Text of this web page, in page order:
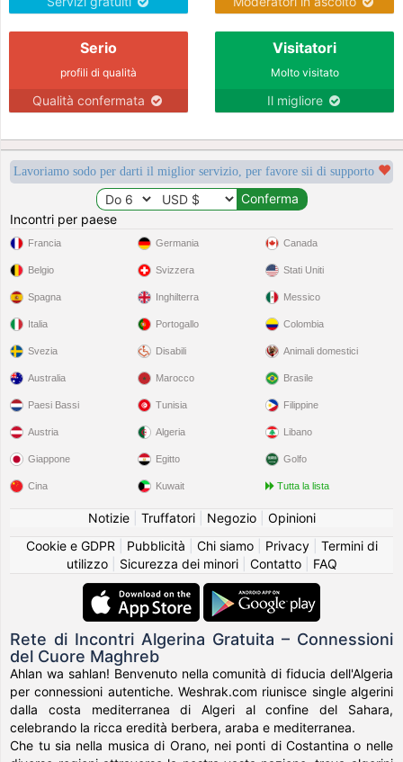
Serio
profili di qualità
Qualità confermata
Visitatori
Molto visitato
Il migliore
Lavoriamo sodo per darti il miglior servizio, per favore sii di supporto
Incontri per paese
Francia
Belgio
Spagna
Italia
Svezia
Germania
Svizzera
Inghilterra
Portogallo
Disabili
Canada
Stati Uniti
Messico
Colombia
Animali domestici
Australia
Paesi Bassi
Austria
Giappone
Cina
Marocco
Tunisia
Algeria
Egitto
Kuwait
Brasile
Filippine
Libano
Golfo
Tutta la lista
Notizie| Truffatori| Negozio| Opinioni
Cookie e GDPR
Pubblicità Chi siamo| Privacy| Termini di
utilizzo| Sicurezza dei minori| Contatto| FAQ
Rete di Incontri Algerina Gratuita – Connessioni
del Cuore Maghreb
Ahlan wa sahlan! Benvenuto nella comunità di fiducia dell'Algeria
per connessioni autentiche. Weshrak.com riunisce single algerini
dalla costa mediterranea di Algeri al confine del Sahara,
celebrando la ricca eredità berbera, araba e mediterranea.
Che tu sia nella musica di Orano, nei ponti di Costantina o nelle